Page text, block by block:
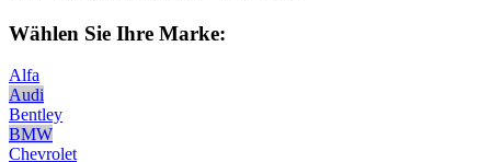
Wählen Sie Ihre Marke:
Alfa
Audi
Bentley
BMW
Chevrolet